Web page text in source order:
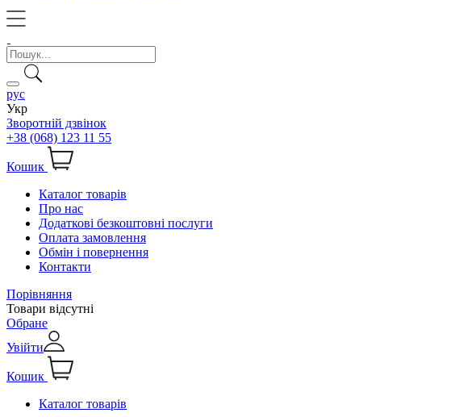
рус
Укр
Зворотній дзвінок
+38 (068) 123 11 55
Кошик
Каталог товарів
Про нас
Додаткові безкоштовні послуги
Оплата замовлення
Обмін і повернення
Контакти
Порівняння
Товари відсутні
Обране
Увійти
Кошик
Каталог товарів